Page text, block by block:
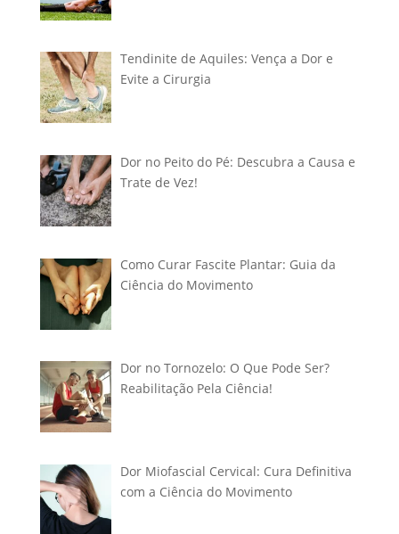
Tendinite de Aquiles: Vença a Dor e
Evite a Cirurgia
Dor no Peito do Pé: Descubra a Causa e
Trate de Vez!
Como Curar Fascite Plantar: Guia da
Ciência do Movimento
Dor no Tornozelo: O Que Pode Ser?
Reabilitação Pela Ciência!
Dor Miofascial Cervical: Cura Definitiva
com a Ciência do Movimento